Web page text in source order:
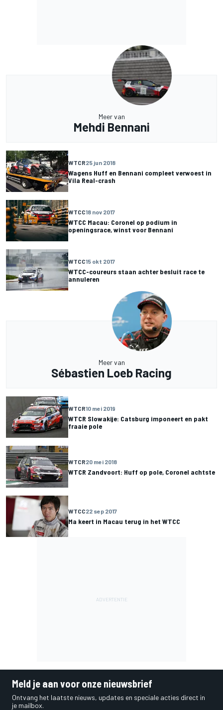
Meer van
Mehdi Bennani
WTCR25 jun 2018
Wagens Huff en Bennani compleet verwoest in
Vila Real-crash
WTCC18 nov 2017
WTCC Macau: Coronel op podium in
openingsrace, winst voor Bennani
WTCC15 okt 2017
WTCC-coureurs staan achter besluit race te
annuleren
Meer van
Sébastien Loeb Racing
WTCR10 mei 2019
WTCR Slowakije: Catsburg imponeert en pakt
fraaie pole
WTCR20 mei 2018
WTCR Zandvoort: Huff op pole, Coronel achtste
WTCC22 sep 2017
Ma keert in Macau terug in het WTCC
Meld je aan voor onze nieuwsbrief
Ontvang het laatste nieuws, updates en speciale acties direct in
je mailbox.